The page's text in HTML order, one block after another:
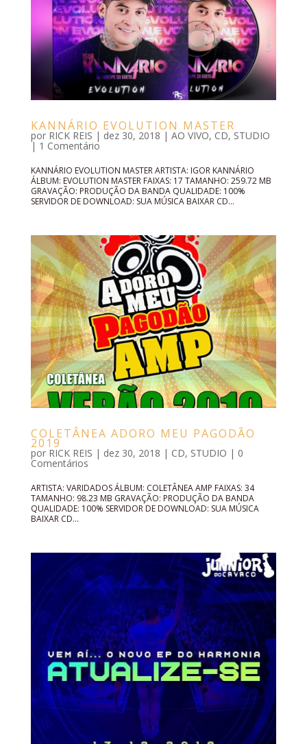
KANNÁRIO EVOLUTION MASTER
por RICK REIS | dez 30, 2018 | AO VIVO, CD, STUDIO
| 1 Comentário
KANNÁRIO EVOLUTION MASTER ARTISTA: IGOR KANNÁRIO
ÁLBUM: EVOLUTION MASTER FAIXAS: 17 TAMANHO: 259.72 MB
GRAVAÇÃO: PRODUÇÃO DA BANDA QUALIDADE: 100%
SERVIDOR DE DOWNLOAD: SUA MÚSICA BAIXAR CD...
COLETÂNEA ADORO MEU PAGODÃO
2019
por RICK REIS | dez 30, 2018 | CD, STUDIO | 0
Comentários
ARTISTA: VARIDADOS ÁLBUM: COLETÂNEA AMP FAIXAS: 34
TAMANHO: 98.23 MB GRAVAÇÃO: PRODUÇÃO DA BANDA
QUALIDADE: 100% SERVIDOR DE DOWNLOAD: SUA MÚSICA
BAIXAR CD...